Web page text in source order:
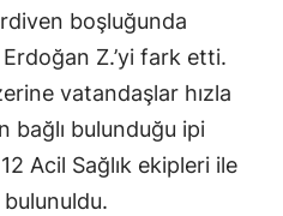
boşluğunda
Z.’yi fark etti.
vatandaşlar hızla
bağlı bulunduğu ipi
Acil Sağlık ekipleri ile